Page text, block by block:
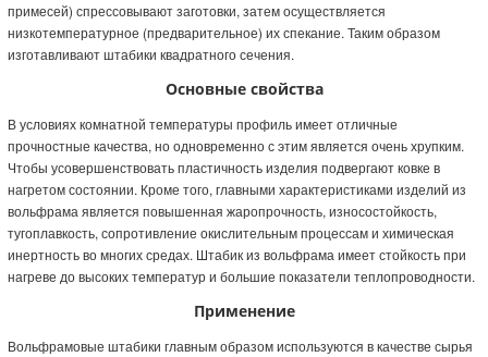
примесей) спрессовывают заготовки, затем осуществляется
низкотемпературное (предварительное) их спекание. Таким образом
изготавливают штабики квадратного сечения.
Основные свойства
В условиях комнатной температуры профиль имеет отличные
прочностные качества, но одновременно с этим является очень хрупким.
Чтобы усовершенствовать пластичность изделия подвергают ковке в
нагретом состоянии. Кроме того, главными характеристиками изделий из
вольфрама является повышенная жаропрочность, износостойкость,
тугоплавкость, сопротивление окислительным процессам и химическая
инертность во многих средах. Штабик из вольфрама имеет стойкость при
нагреве до высоких температур и большие показатели теплопроводности.
Применение
Вольфрамовые штабики главным образом используются в качестве сырья